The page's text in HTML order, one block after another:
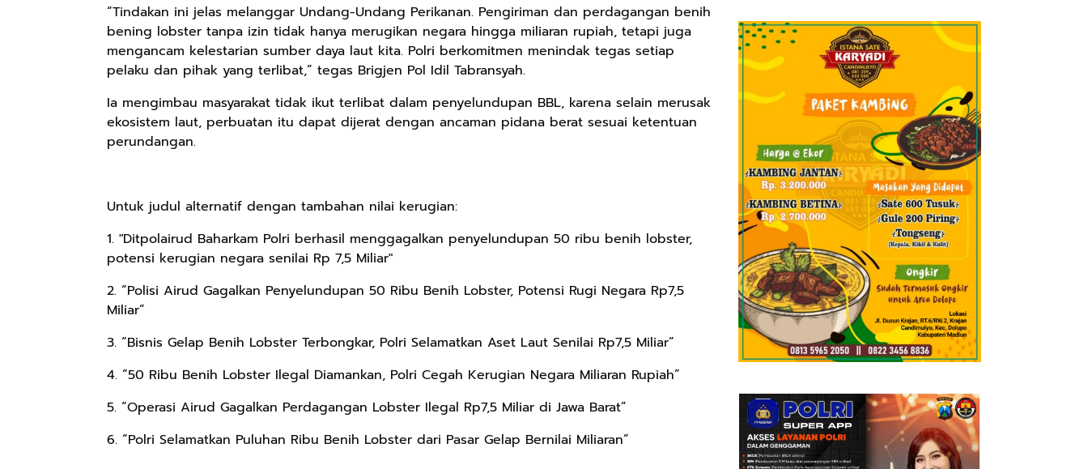
“Tindakan ini jelas melanggar Undang-Undang Perikanan. Pengiriman dan perdagangan benih
bening lobster tanpa izin tidak hanya merugikan negara hingga miliaran rupiah, tetapi juga
mengancam kelestarian sumber daya laut kita. Polri berkomitmen menindak tegas setiap
pelaku dan pihak yang terlibat,” tegas Brigjen Pol Idil Tabransyah.
Ia mengimbau masyarakat tidak ikut terlibat dalam penyelundupan BBL, karena selain merusak
ekosistem laut, perbuatan itu dapat dijerat dengan ancaman pidana berat sesuai ketentuan
perundangan.
Untuk judul alternatif dengan tambahan nilai kerugian:
1. "Ditpolairud Baharkam Polri berhasil menggagalkan penyelundupan 50 ribu benih lobster,
potensi kerugian negara senilai Rp 7,5 Miliar"
2. “Polisi Airud Gagalkan Penyelundupan 50 Ribu Benih Lobster, Potensi Rugi Negara Rp7,5
Miliar”
3. “Bisnis Gelap Benih Lobster Terbongkar, Polri Selamatkan Aset Laut Senilai Rp7,5 Miliar”
4. “50 Ribu Benih Lobster Ilegal Diamankan, Polri Cegah Kerugian Negara Miliaran Rupiah”
5. “Operasi Airud Gagalkan Perdagangan Lobster Ilegal Rp7,5 Miliar di Jawa Barat”
6. “Polri Selamatkan Puluhan Ribu Benih Lobster dari Pasar Gelap Bernilai Miliaran”